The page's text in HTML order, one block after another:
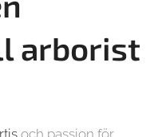
arborist
och passion för